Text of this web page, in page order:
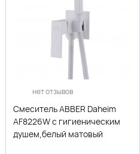
нет отзывов
Смеситель ABBER Daheim
AF8226W с гигиеническим
душем,белый матовый